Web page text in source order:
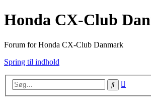
Honda CX-Club
Forum for Honda CX-Club Danmark
Spring til indhold
Søg